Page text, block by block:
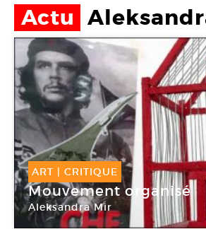
Actu
ART | CRITIQUE
Mouvement organisé
Aleksandra Mir
Galerie Laurent Godin